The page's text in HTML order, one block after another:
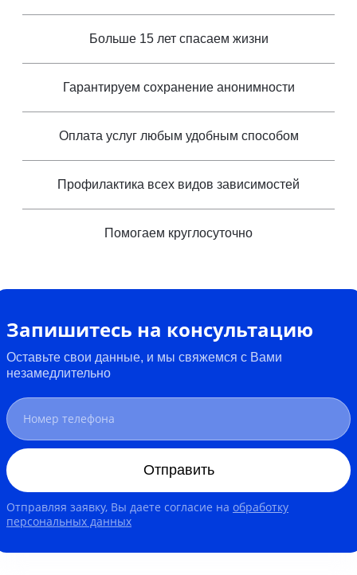
Больше 15 лет спасаем жизни
Гарантируем сохранение анонимности
Оплата услуг любым удобным способом
Профилактика всех видов зависимостей
Помогаем круглосуточно
Запишитесь на консультацию
Оставьте свои данные, и мы свяжемся с Вами
незамедлительно
Отправить
Отправляя заявку, Вы даете согласие на обработку
персональных данных